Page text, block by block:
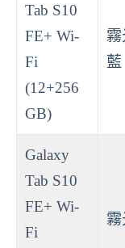
Tab S10
FE+ Wi-
Fi
(12+256
GB)
霧
藍
Galaxy
Tab S10
FE+ Wi-
Fi
霧